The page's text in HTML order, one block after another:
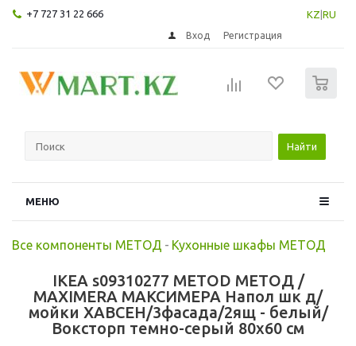
+7 727 31 22 666 KZ RU
Вход Регистрация
Найти
МЕНЮ
Все компоненты МЕТОД - Кухонные шкафы МЕТОД
IKEA s09310277 METOD МЕТОД /
MAXIMERA МАКСИМЕРА Напол шк д/
мойки ХАВСЕН/3фасада/2ящ - белый/
Воксторп темно-серый 80x60 см